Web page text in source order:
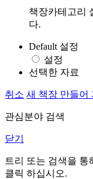
책장카테고리
다.
Default 설정
설정
선택한 자료
취소 새 책장 만들어
관심분야 검색
닫기
트리 또는 검색을
클릭 하십시오.